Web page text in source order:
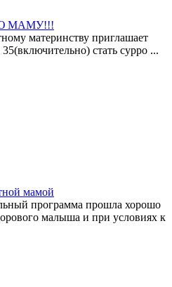
МАМУ!!!
материнству приглашает
стать сурро ...
мамой
программа прошла хорошо
малыша и при условиях к